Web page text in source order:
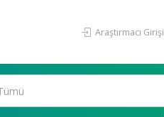
Araştırmacı Girişi